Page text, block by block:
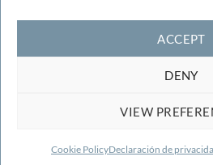
ACCEPT
DENY
VIEW
Cookie PolicyDeclaración de
TERMS AND CONDITIONS COOKIE
l'Enginyeria